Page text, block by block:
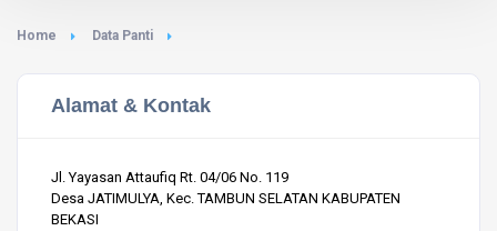
Home Data Panti
Alamat & Kontak
Jl. Yayasan Attaufiq Rt. 04/06 No. 119
Desa JATIMULYA, Kec. TAMBUN SELATAN KABUPATEN
BEKASI